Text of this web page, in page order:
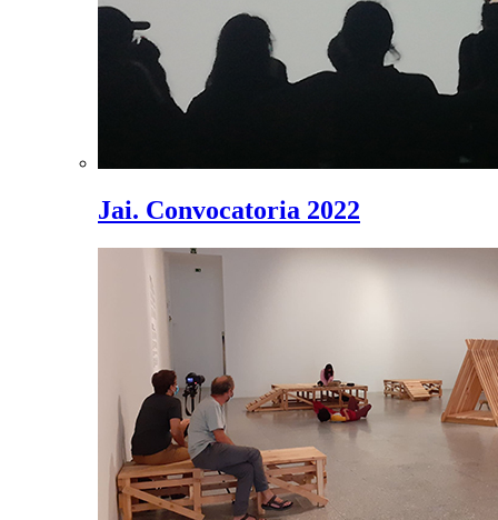
Jai. Convocatoria 2022